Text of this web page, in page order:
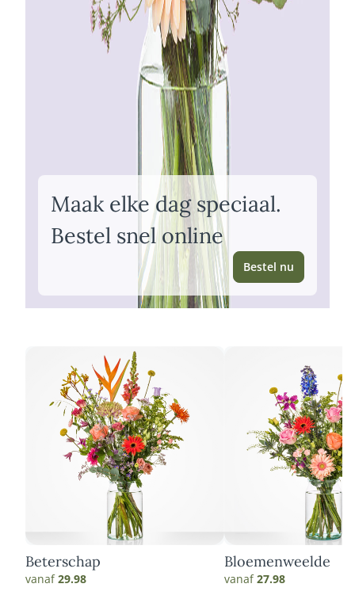
Maak elke dag speciaal.
Bestel snel online
Bestel nu
Beterschap
vanaf29.98
Bloemenweelde
vanaf27.98